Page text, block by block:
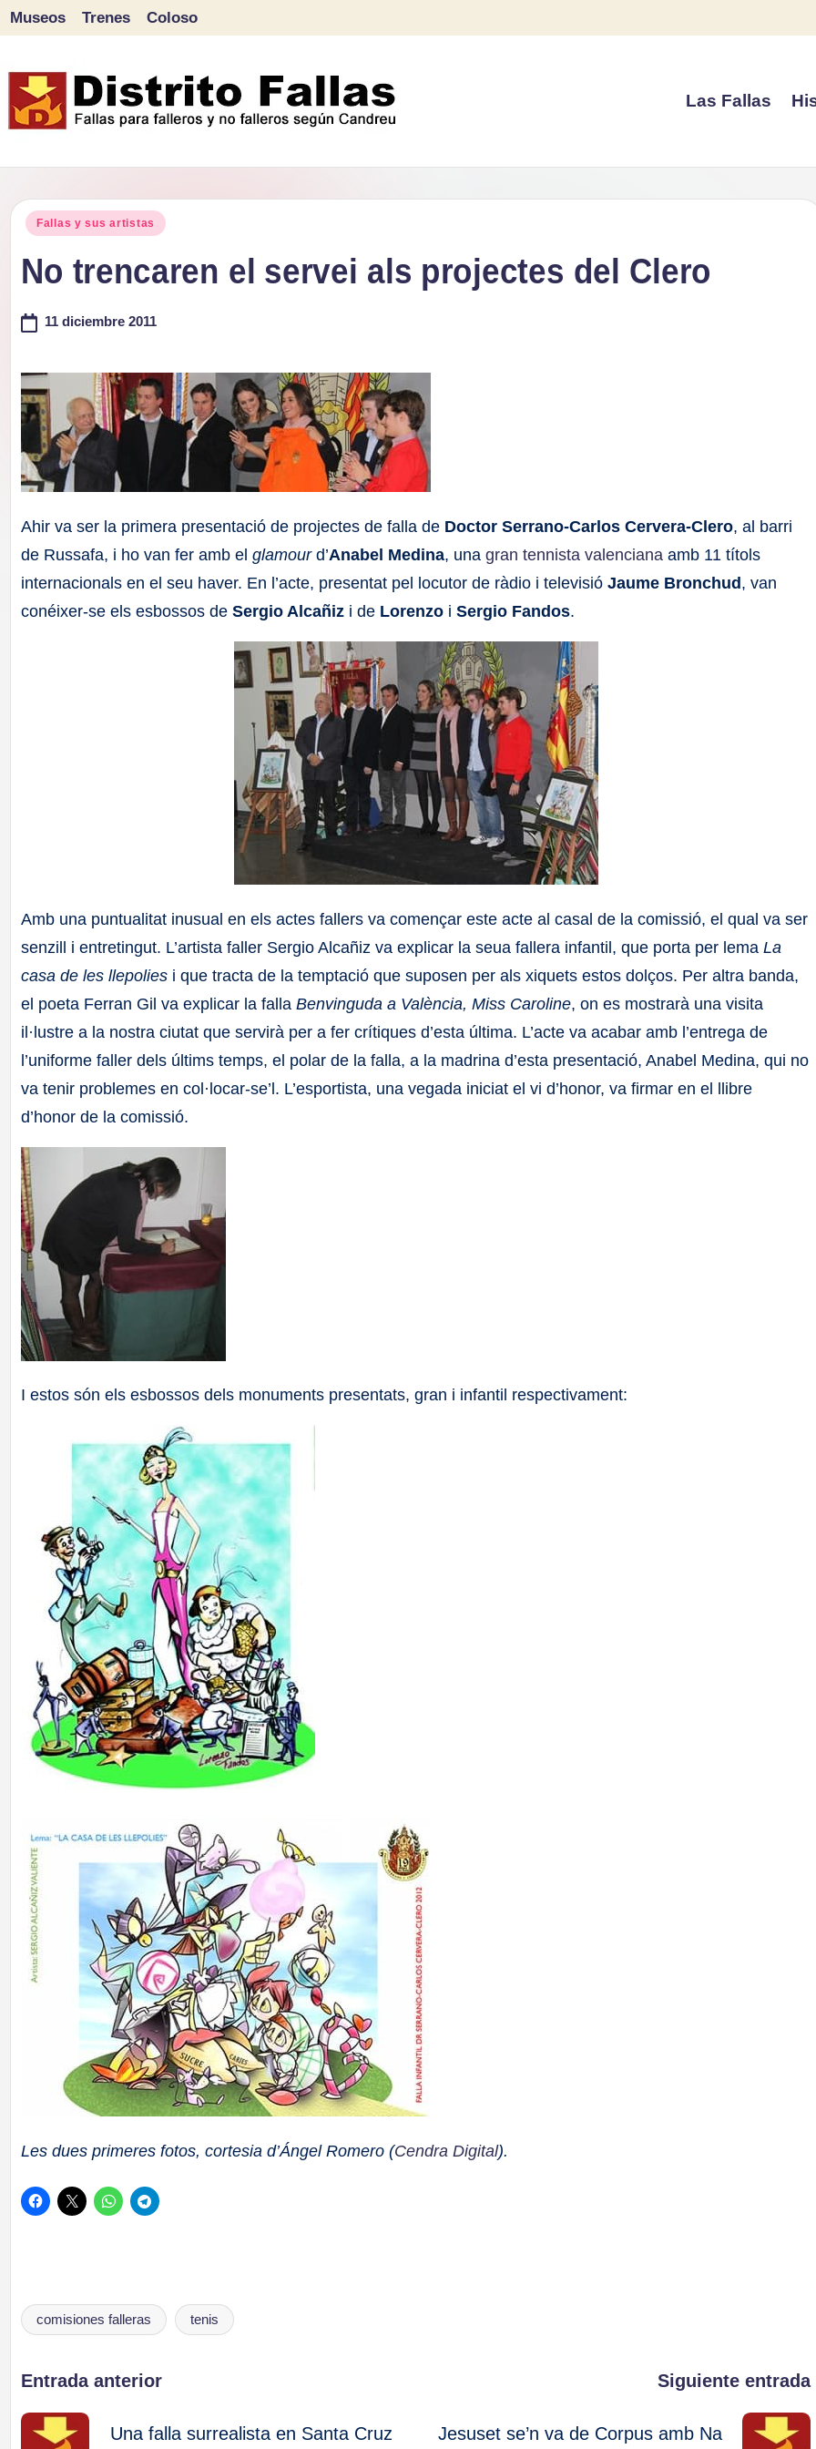
contenido
Museos Trenes Coloso
Las Fallas
Publicado
Fallas y sus artistas
No trencaren el servei als projectes del Clero
11 diciembre 2011
Ahir va ser la primera presentació de projectes de falla de Doctor Serrano-Carlos Cervera-Clero, al barri
de Russafa, i ho van fer amb elglamourd’Anabel Medina, unagran tennista valenciana amb 11 títols
internacionals en el seu haver. En l’acte, presentat pel locutor de ràdio i televisióJaume Bronchud , van
conéixer-se els esbossos de Sergio Alcañiz i de Lorenzo iSergio Fandos.
Amb una puntualitat inusual en els actes fallers va començar este acte al casal de la comissió, el qual va ser
senzill i entretingut. L’artista faller Sergio Alcañiz va explicar la seua fallera infantil, que porta per lemaLa
casa de les llepolies i que tracta de la temptació que suposen per als xiquets estos dolços. Per altra banda,
el poeta Ferran Gil va explicar la fallaBenvinguda a València, Miss Caroline, on es mostrarà una visita
il·lustre a la nostra ciutat que servirà per a fer crítiques d’esta última. L’acte va acabar amb l’entrega de
l’uniforme faller dels últims temps, el polar de la falla, a la madrina d’esta presentació, Anabel Medina, qui no
va tenir problemes en col·locar-se’l. L’esportista, una vegada iniciat el vi d’honor, va firmar en el llibre
d’honor de la comissió.
I estos són els esbossos dels monuments presentats, gran i infantil respectivament:
Les dues primeres fotos, cortesia d’Ángel Romero (Cendra Digital).
Etiquetas:
comisiones falleras tenis
Navegación
Entrada anterior
Una falla surrealista en Santa Cruz
Siguiente entrada
Jesuset se’n va de Corpus amb Na